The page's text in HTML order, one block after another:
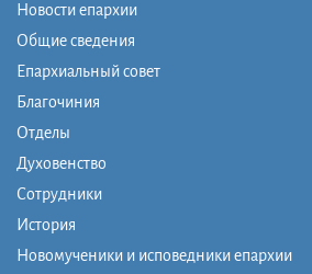
Новости епархии
Общие сведения
Епархиальный совет
Благочиния
Отделы
Духовенство
Сотрудники
История
Новомученики и исповедники епархии